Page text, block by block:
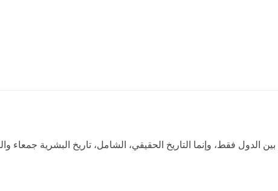
الدول فقط، وإنما التاريخ الحقيقي، الشامل، تاريخ البشرية جمعاء